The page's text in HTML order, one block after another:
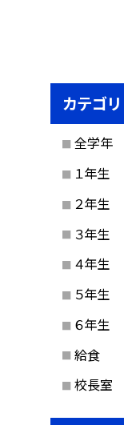
カテゴリ
全学年
１年生
２年生
３年生
４年生
５年生
６年生
給食
校長室